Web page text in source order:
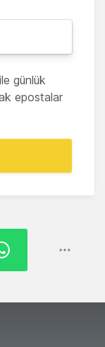
günlük
epostalar